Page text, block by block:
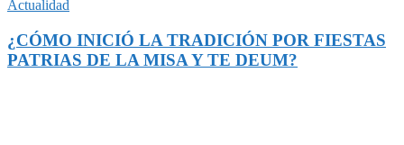
Actualidad
¿CÓMO INICIÓ LA TRADICIÓN POR FIESTAS
PATRIAS DE LA MISA Y TE DEUM?